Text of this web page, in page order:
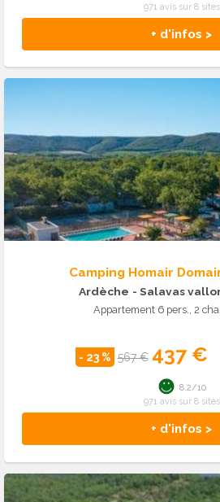
+ d'infos >
971 avis sur 8 sites
Camping Homair
Ardèche - Salavas
Appartement 6 pers., 2
- 23 % 567 € 437 €
+ d'infos >
8.2/10
971 avis sur 8 sites